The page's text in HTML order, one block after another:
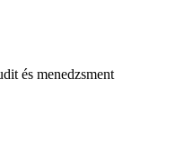
és menedzsment